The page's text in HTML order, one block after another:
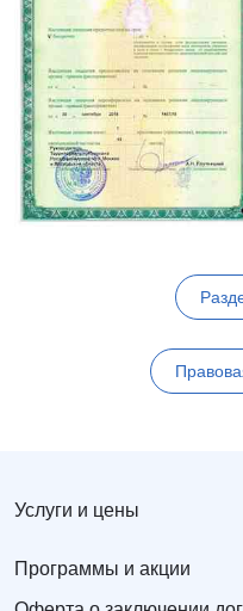
Услуги и цены
Программы и акции